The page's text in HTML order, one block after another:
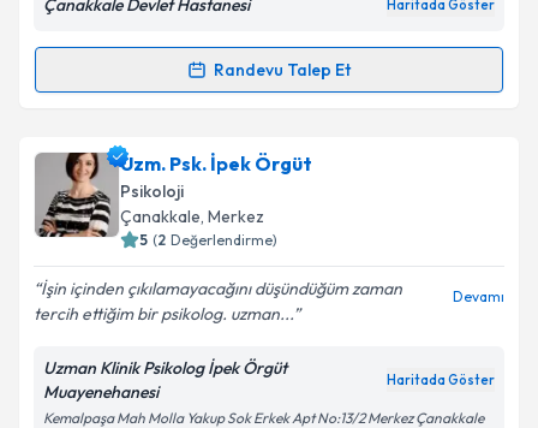
kapsamda işlenmesini kabul ediyorum.
Takvim Talebini Gönder
Çanakkale Devlet Hastanesi Haritada Göster
Randevu Talep Et
Randevu Takvimi Talebi
Psk. Miray Gök için randevu takvimi talebi oluşturun.
Size bu uzmandan randevu almanız için bir takvim
hazırlandığında e-posta ile bilgilendireceğiz.
Kişisel verilerimin işlenmesine ilişkin
Aydınlatma
Metni'ni okudum ve kişisel verilerimin belirtilen
Uzm. Psk. İpek Örgüt
Psikoloji
Çanakkale, Merkez
5 (2 Değerlendirme)
İşin içinden çıkılamayacağını düşündüğüm zaman
tercih ettiğim bir psikolog. uzman...
Devamı
Uzman Klinik Psikolog İpek Örgüt
Muayenehanesi
Haritada Göster
Kemalpaşa Mah Molla Yakup Sok Erkek Apt No:13/2 Merkez Çanakkale